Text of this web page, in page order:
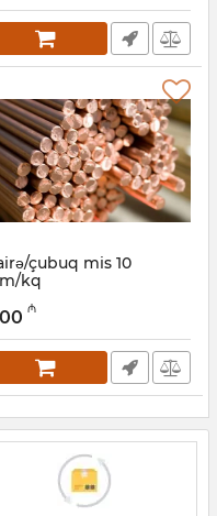
çubuq mis 10
kq
030001018
₼